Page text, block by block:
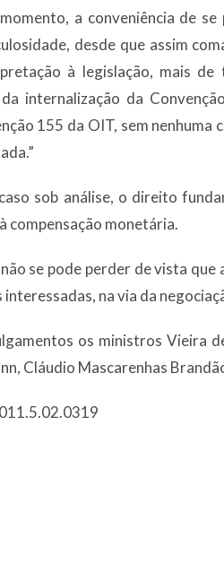
a conveniência de
desde que assim
à legislação, mais
internalização da
155 da OIT, sem
sob análise, o direito
compensação monetária.
se pode perder de vista que
na via da
os ministros Vieira
Cláudio Mascarenhas